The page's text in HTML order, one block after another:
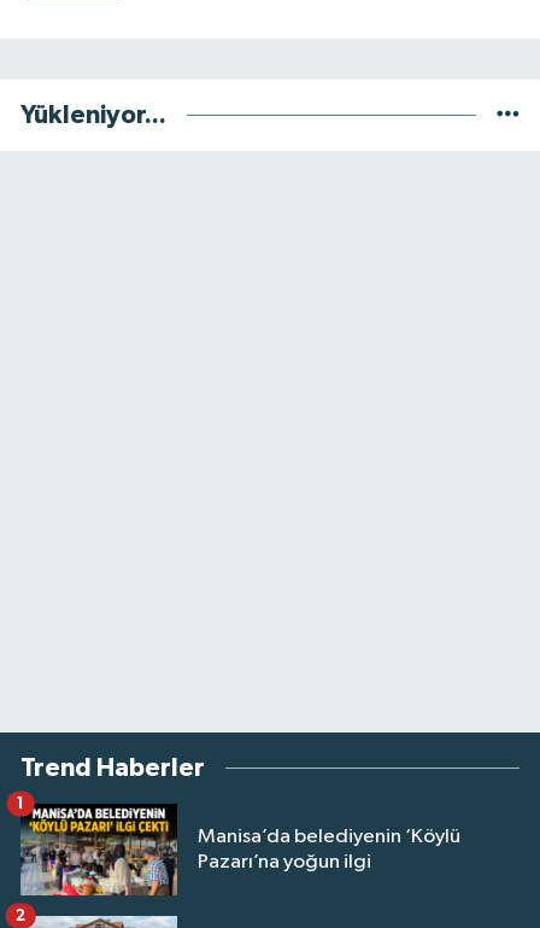
Yükleniyor...
Trend Haberler
Manisa’da belediyenin ‘Köylü
Pazarı’na yoğun ilgi
1
2